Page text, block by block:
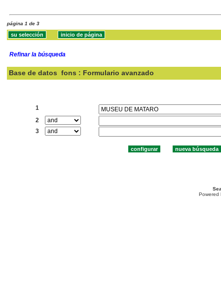
página 1 de 3
Refinar la búsqueda
Base de datos fons : Formulario avanzado
1
2
3